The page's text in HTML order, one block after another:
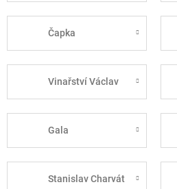
Čapka
Vinařství Václav
Gala
Stanislav Charvát